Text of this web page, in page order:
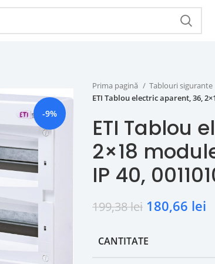
-9%
Prima pagină
Tablouri sigurante
ETI Tablou electric aparent, 36,
ETI Tablou
2×18
IP 40,
199,38lei 180,66 lei
CANTITATE